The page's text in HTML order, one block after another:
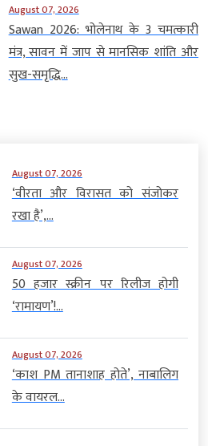
August 07, 2026
Sawan 2026: भोलेनाथ के 3 चमत्कारी
मंत्र, सावन में जाप से मानसिक शांति और
सुख-समृद्धि...
August 07, 2026
‘वीरता और विरासत को संजोकर
रखा है’,...
August 07, 2026
50 हजार स्क्रीन पर रिलीज होगी
‘रामायण’!...
August 07, 2026
‘काश PM तानाशाह होते’, नाबालिग
के वायरल...